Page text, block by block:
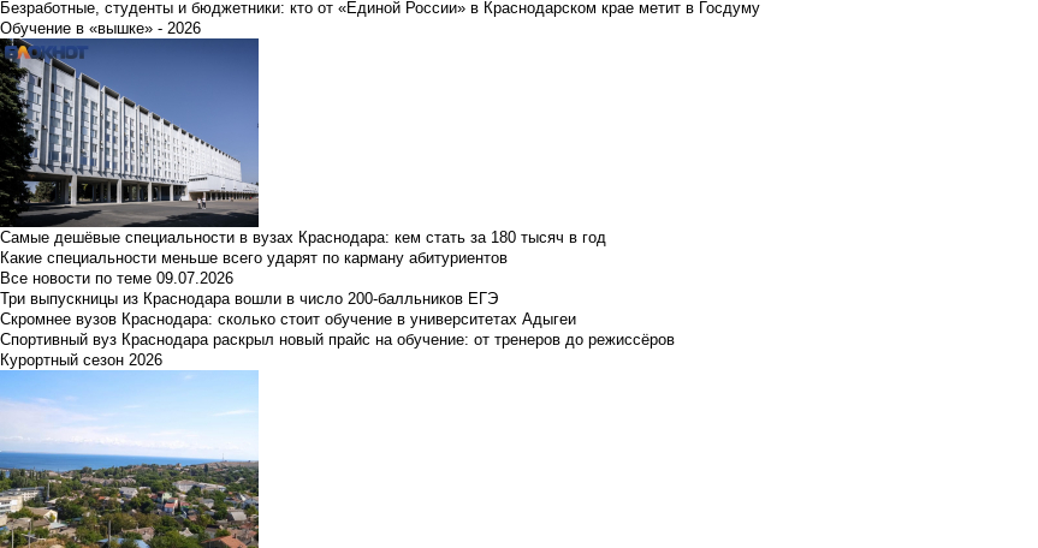
Безработные, студенты и бюджетники: кто от «Единой России» в Краснодарском крае метит в Госдуму
Обучение в «вышке» - 2026
Самые дешёвые специальности в вузах Краснодара: кем стать за 180 тысяч в год
Какие специальности меньше всего ударят по карману абитуриентов
Все новости по теме 09.07.2026
Три выпускницы из Краснодара вошли в число 200-балльников ЕГЭ
Скромнее вузов Краснодара: сколько стоит обучение в университетах Адыгеи
Спортивный вуз Краснодара раскрыл новый прайс на обучение: от тренеров до режиссёров
Курортный сезон 2026